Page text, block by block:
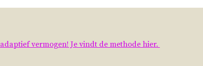
vermogen! Je vindt de methode hier.